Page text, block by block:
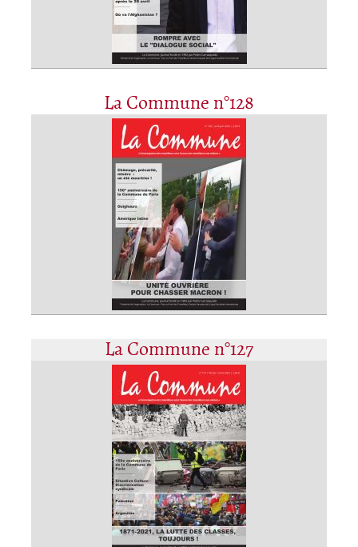
La Commune n°128
La Commune n°127